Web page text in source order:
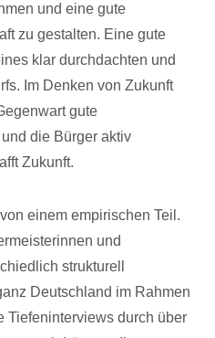
und eine gute
zu gestalten. Eine gute
klar durchdachten und
Im Denken von Zukunft
gute
die Bürger aktiv
Zukunft.
einem empirischen Teil.
und
strukturell
Deutschland im Rahmen
Tiefeninterviews durch über